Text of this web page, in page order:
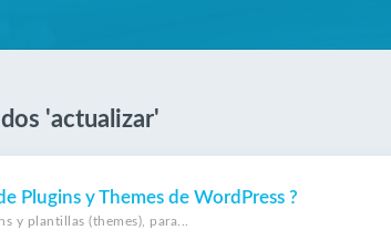
'actualizar'
Plugins y Themes de WordPress ?
y plantillas (themes), para...